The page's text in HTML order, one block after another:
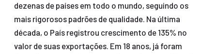
dezenas de países em todo o mundo, seguindo os
mais rigorosos padrões de qualidade. Na última
década, o País registrou crescimento de 135% no
valor de suas exportações. Em 18 anos, já foram